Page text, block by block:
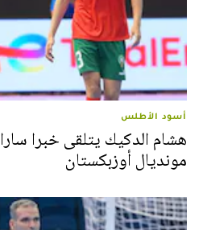
أسود الأطلس
هشام الدكيك يتلقى خبرا
مونديال أوزبكستان